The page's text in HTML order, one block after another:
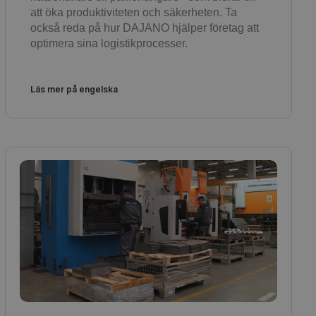
att öka produktiviteten och säkerheten. Ta
också reda på hur DAJANO hjälper företag att
optimera sina logistikprocesser.
Läs mer på engelska